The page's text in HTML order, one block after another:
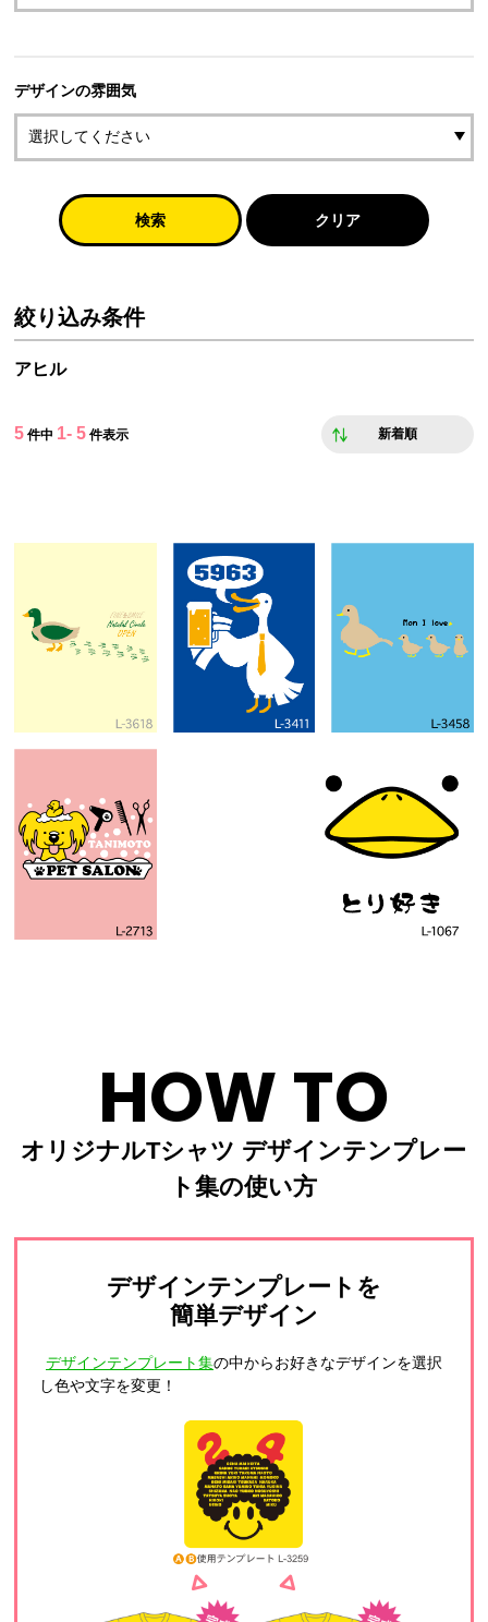
デザインの雰囲気
検索 クリア
絞り込み条件
アヒル
5 件中 1- 5 件表示 新着順
HOW TO
オリジナルTシャツ デザインテンプレー
ト集の使い方
デザインテンプレートを
簡単デザイン
デザインテンプレート集の中からお好きなデザインを選択
し色や文字を変更！